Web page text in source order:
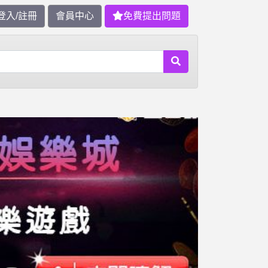
入/註冊 會員中心 免費提出問題